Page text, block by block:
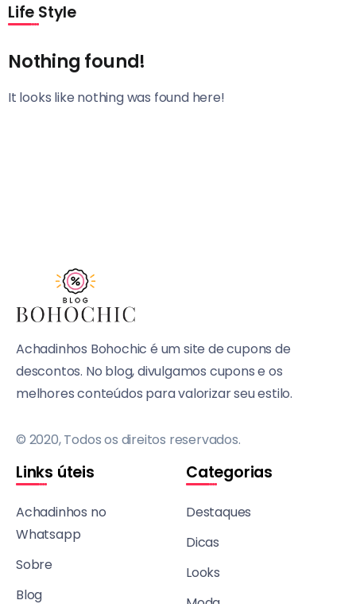
Life Style
Nothing found!
It looks like nothing was found here!
Achadinhos Bohochic é um site de cupons de
descontos. No blog, divulgamos cupons e os
melhores conteúdos para valorizar seu estilo.
© 2020, Todos os direitos reservados.
Links úteis
Achadinhos no
Whatsapp
Sobre
Blog
Categorias
Destaques
Dicas
Looks